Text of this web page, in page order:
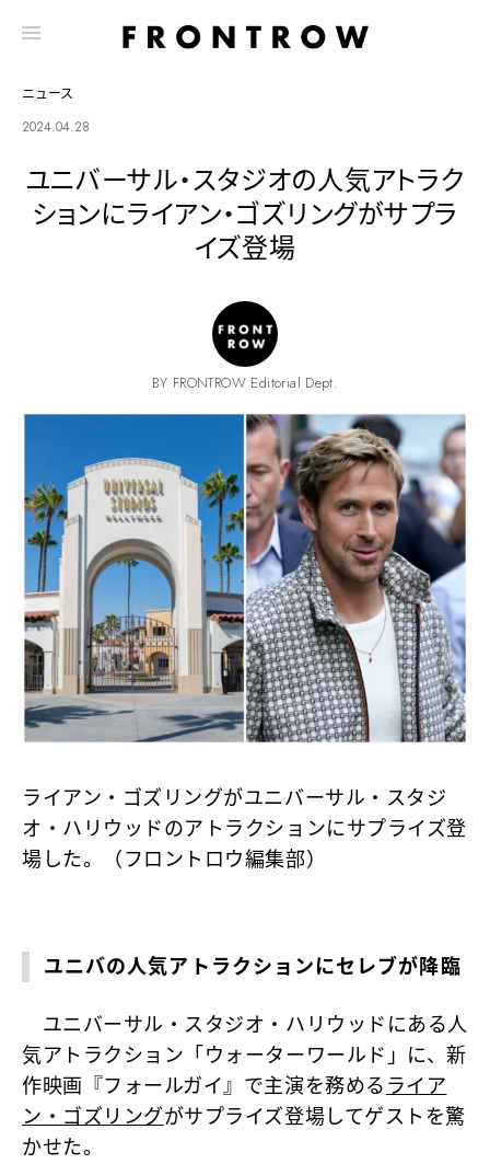
ニュース
2024.04.28
ユニバーサル・スタジオの人気アトラク
ションにライアン・ゴズリングがサプラ
イズ登場
BY FRONTROW Editorial Dept.
ライアン・ゴズリングがユニバーサル・スタジ
オ・ハリウッドのアトラクションにサプライズ登
場した。（フロントロウ編集部）
ユニバの人気アトラクションにセレブが降臨
ユニバーサル・スタジオ・ハリウッドにある人
気アトラクション「ウォーターワールド」に、新
作映画『フォールガイ』で主演を務めるライア
ン・ゴズリングがサプライズ登場してゲストを驚
かせた。